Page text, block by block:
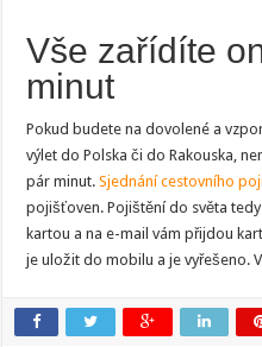
Vše zařídíte
minut
Pokud budete na dovolené a
výlet do Polska či do Rakouska,
pár minut.Sjednání cestovního
pojišťoven. Pojištění do světa
kartou a na e-mail vám přijdou
je uložit do mobilu a je vyřešeno.